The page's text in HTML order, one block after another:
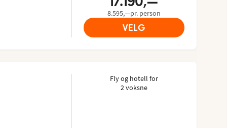
8.595,—pr. person
VELG
Fly og hotell for
2 voksne